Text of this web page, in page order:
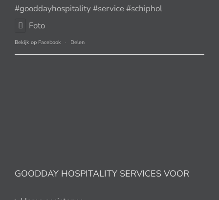
#gooddayhospitality#service#schiphol
Foto
Bekijk op Facebook · Delen
GOODDAY HOSPITALITY SERVICES VOOR